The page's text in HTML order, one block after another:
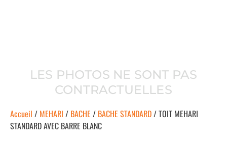
LES PHOTOS NE SONT PAS
CONTRACTUELLES
Accueil / MEHARI / BACHE / BACHE STANDARD/ TOIT MEHARI
STANDARD AVEC BARRE BLANC